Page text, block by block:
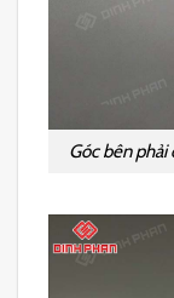
Góc bên